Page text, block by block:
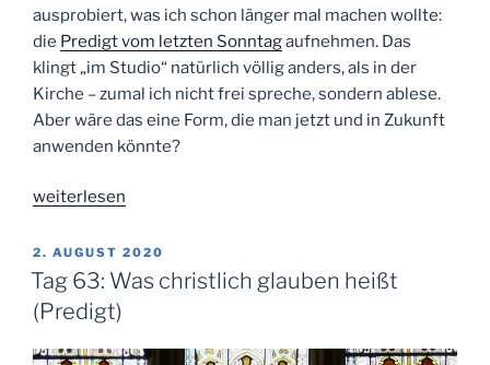
ausprobiert, was ich schon länger mal machen wollte:
die Predigt vom letzten Sonntagaufnehmen. Das
klingt „im Studio“ natürlich völlig anders, als in der
Kirche – zumal ich nicht frei spreche, sondern ablese.
Aber wäre das eine Form, die man jetzt und in Zukunft
anwenden könnte?
„Tag
Hallo
Mikro!
Test!
Test!
Test!“
weiterlesen
VERÖFFENTLICHT
AM
2. AUGUST 2020
Tag 63: Was christlich glauben heißt
(Predigt)